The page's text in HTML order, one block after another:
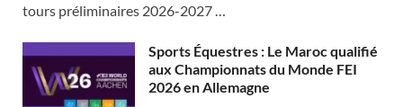
tours préliminaires 2026-2027 …
Sports Équestres : Le Maroc qualifié
aux Championnats du Monde FEI
2026 en Allemagne